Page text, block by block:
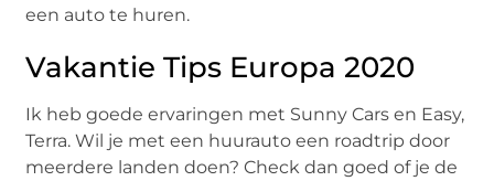
een auto te huren.
Vakantie Tips Europa 2020
Ik heb goede ervaringen met Sunny Cars en Easy,
Terra. Wil je met een huurauto een roadtrip door
meerdere landen doen? Check dan goed of je de